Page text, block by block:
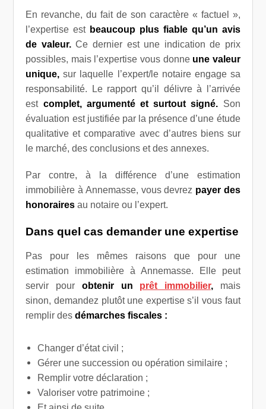
En revanche, du fait de son caractère « factuel »,
l’expertise est beaucoup plus fiable qu’un avis
de valeur.Ce dernier est une indication de prix
possibles, mais l’expertise vous donne une valeur
unique, sur laquelle l’expert/le notaire engage sa
responsabilité. Le rapport qu’il délivre à l’arrivée
est complet, argumenté et surtout signé. Son
évaluation est justifiée par la présence d’une étude
qualitative et comparative avec d’autres biens sur
le marché, des conclusions et des annexes.
Par contre, à la différence d’une estimation
immobilière à Annemasse, vous devrez payer des
honoraires au notaire ou l’expert.
Dans quel cas demander une expertise
Pas pour les mêmes raisons que pour une
estimation immobilière à Annemasse. Elle peut
servir pour obtenir un prêt immobilier,mais
sinon, demandez plutôt une expertise s’il vous faut
remplir desdémarches fiscales :
Changer d’état civil ;
Gérer une succession ou opération similaire ;
Remplir votre déclaration ;
Valoriser votre patrimoine ;